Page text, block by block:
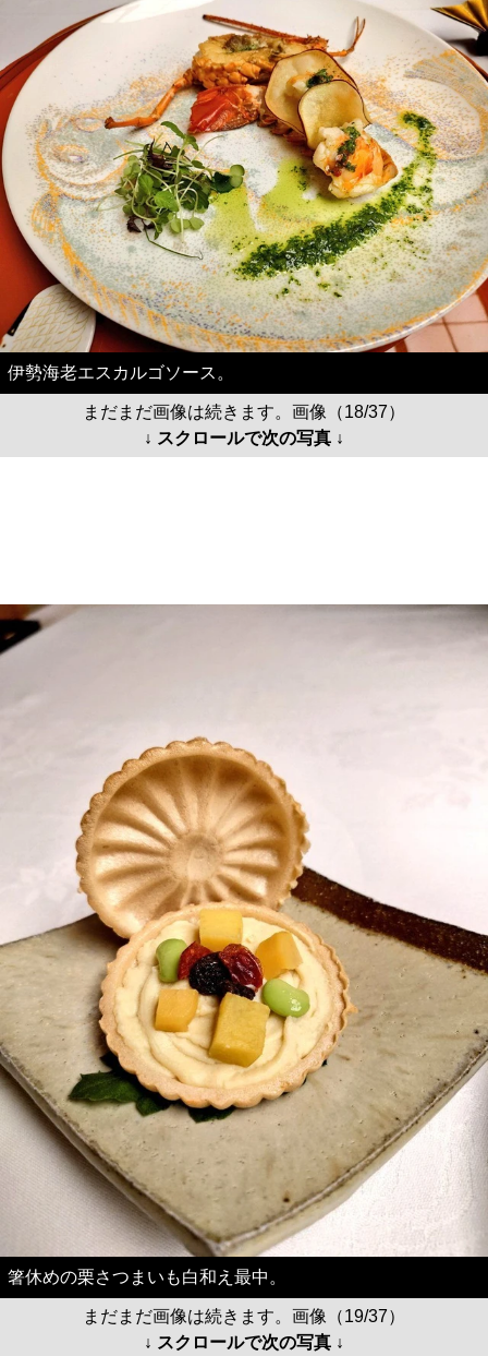
伊勢海老エスカルゴソース。
まだまだ画像は続きます。画像（18/37）
↓ スクロールで次の写真 ↓
箸休めの栗さつまいも白和え最中。
まだまだ画像は続きます。画像（19/37）
↓ スクロールで次の写真 ↓